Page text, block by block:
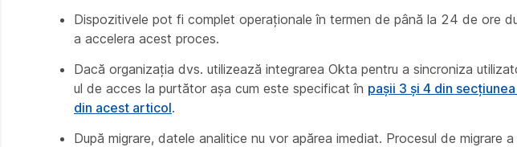
Dispozitivele pot fi complet operaționale în termen de până la 24 de ore
a accelera acest proces.
Dacă organizația dvs. utilizează integrarea Okta pentru a sincroniza
ul de acces la purtător așa cum este specificat în pașii 3 și 4 din
din acest articol.
După migrare, datele analitice nu vor apărea imediat. Procesul de